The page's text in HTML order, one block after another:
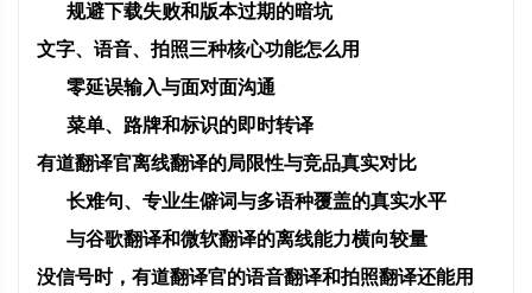
规避下载失败和版本过期的暗坑
文字、语音、拍照三种核心功能怎么用
零延误输入与面对面沟通
菜单、路牌和标识的即时转译
有道翻译官离线翻译的局限性与竞品真实对比
长难句、专业生僻词与多语种覆盖的真实水平
与谷歌翻译和微软翻译的离线能力横向较量
没信号时，有道翻译官的语音翻译和拍照翻译还能用